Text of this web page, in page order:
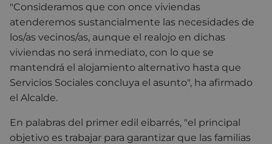
"Consideramos que con once viviendas
atenderemos sustancialmente las necesidades de
los/as vecinos/as, aunque el realojo en dichas
viviendas no será inmediato, con lo que se
mantendrá el alojamiento alternativo hasta que
Servicios Sociales concluya el asunto", ha afirmado
el Alcalde.
En palabras del primer edil eibarrés, "el principal
objetivo es trabajar para garantizar que las familias